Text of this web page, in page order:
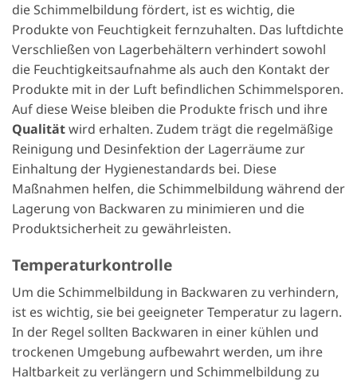
die Schimmelbildung fördert, ist es wichtig, die
Produkte von Feuchtigkeit fernzuhalten. Das luftdichte
Verschließen von Lagerbehältern verhindert sowohl
die Feuchtigkeitsaufnahme als auch den Kontakt der
Produkte mit in der Luft befindlichen Schimmelsporen.
Auf diese Weise bleiben die Produkte frisch und ihre
Qualitätwird erhalten. Zudem trägt die regelmäßige
Reinigung und Desinfektion der Lagerräume zur
Einhaltung der Hygienestandards bei. Diese
Maßnahmen helfen, die Schimmelbildung während der
Lagerung von Backwaren zu minimieren und die
Produktsicherheit zu gewährleisten.
Temperaturkontrolle
Um die Schimmelbildung in Backwaren zu verhindern,
ist es wichtig, sie bei geeigneter Temperatur zu lagern.
In der Regel sollten Backwaren in einer kühlen und
trockenen Umgebung aufbewahrt werden, um ihre
Haltbarkeit zu verlängern und Schimmelbildung zu